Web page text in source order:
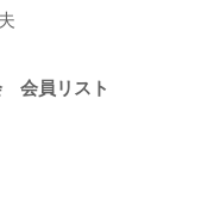
会員リスト